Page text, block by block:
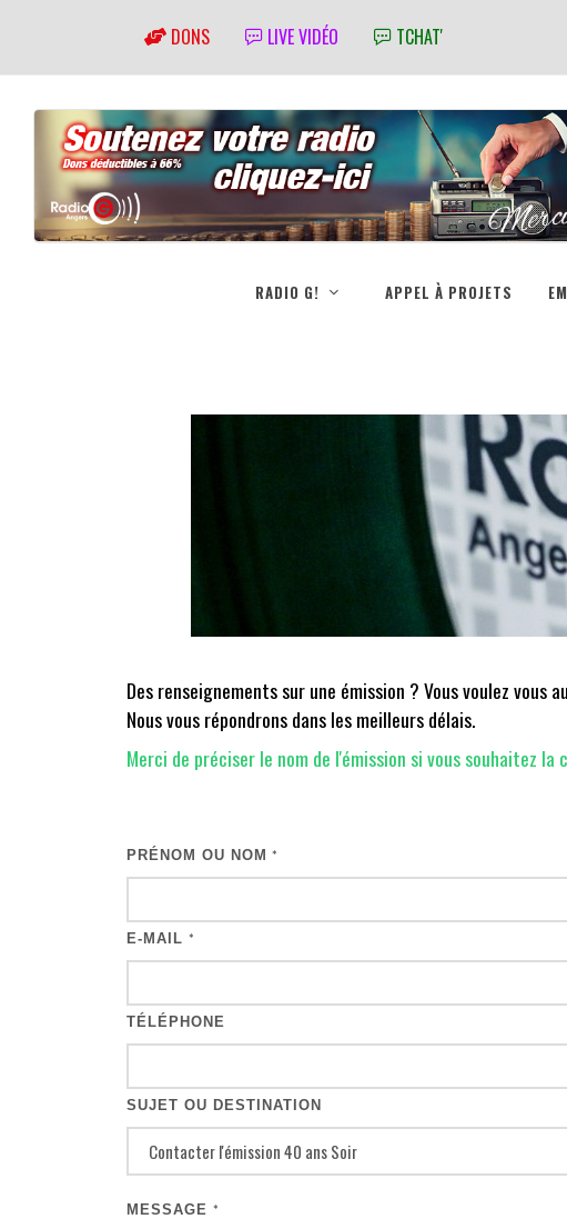
DONS LIVE VIDÉO TCHAT'
RADIO G! APPEL À PROJETS
Des renseignements sur une émission ? Vous voulez
Nous vous répondrons dans les meilleurs délais.
Merci de préciser le nom de l'émission si vous souhaitez
PRÉNOM OU NOM *
E-MAIL *
TÉLÉPHONE
SUJET OU DESTINATION
MESSAGE *